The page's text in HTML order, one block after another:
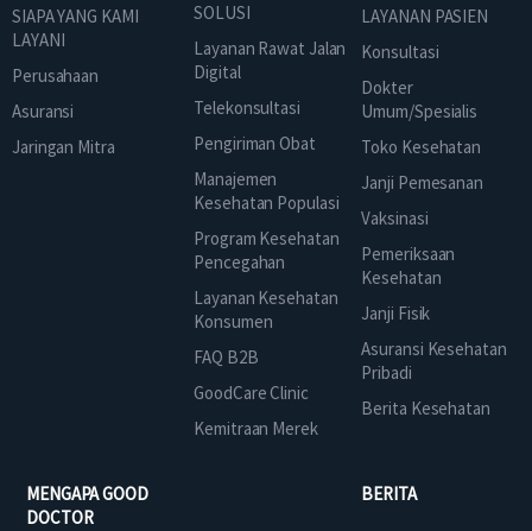
SIAPA YANG KAMI
LAYANI
Perusahaan
Asuransi
Jaringan Mitra
SOLUSI
Layanan Rawat Jalan
Digital
Telekonsultasi
Pengiriman Obat
Manajemen
Kesehatan Populasi
Program Kesehatan
Pencegahan
Layanan Kesehatan
Konsumen
FAQ B2B
GoodCare Clinic
Kemitraan Merek
LAYANAN PASIEN
Konsultasi
Dokter
Umum/Spesialis
Toko Kesehatan
Janji Pemesanan
Vaksinasi
Pemeriksaan
Kesehatan
Janji Fisik
Asuransi Kesehatan
Pribadi
Berita Kesehatan
MENGAPA GOOD
DOCTOR
BERITA